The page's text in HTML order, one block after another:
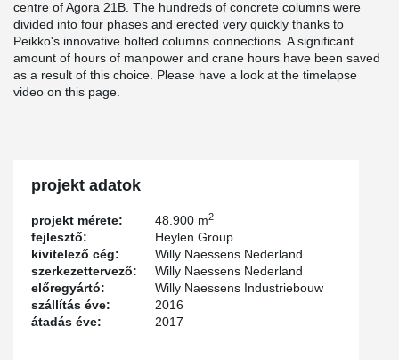
centre of Agora 21B. The hundreds of concrete columns were
divided into four phases and erected very quickly thanks to
Peikko's innovative bolted columns connections. A significant
amount of hours of manpower and crane hours have been saved
as a result of this choice. Please have a look at the timelapse
video on this page.
projekt adatok
projekt mérete: 48.900 m2
fejlesztő:
Heylen Group
kivitelező cég:
Willy Naessens Nederland
szerkezettervező:
Willy Naessens Nederland
előregyártó:
Willy Naessens Industriebouw
szállítás éve:
2016
átadás éve:
2017